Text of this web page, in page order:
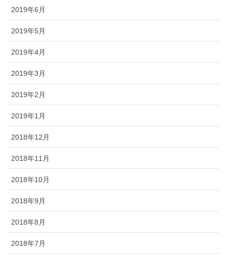
2019年6月
2019年5月
2019年4月
2019年3月
2019年2月
2019年1月
2018年12月
2018年11月
2018年10月
2018年9月
2018年8月
2018年7月